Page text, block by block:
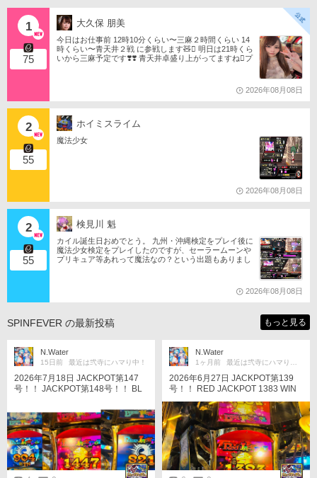
1
75
大久保 朋美
今日はお仕事前 12時10分くらい〜三麻２時間くらい 14
時くらい〜青天井２戦 に参戦します🧸󾬏 明日は21時くら
いから三麻予定です❣️❣️ 青天井卓盛り上がってますね󾬌️プ
2026年08月08日
2
55
ホイミスライム
魔法少女
2026年08月08日
2
55
検見川 魁
カイル誕生日おめでとう。 九州・沖縄検定をプレイ後に
魔法少女検定をプレイしたのですが、セーラームーンや
プリキュア等あれって魔法なの？という出題もありまし
2026年08月08日
SPINFEVER の最新投稿 もっと見る
N.Water
15日前 最近は弐寺にハマり中！
2026年7月18日 JACKPOT第147
号！！ JACKPOT第148号！！ BL
POT 1447 WIN JACKPOT第149
号！！ JACKPOT第150号！！ BL
UE JACKPOT 821 WIN RED JACK
POT 1314 WIN JACKPOT第151
号！！ JACKPOT第152号！！ RE
D JACKPOT 1344 WIN BLUE JAC
KPOT 954 WIN 計6回のJACKPOT
N.Water
1ヶ月前 最近は弐寺にハマり中！
2026年6月27日 JACKPOT第139
号！！ RED JACKPOT 1383 WIN
通常FGにてRED JPCに入りフィー
バールーレットはGOLD JACKPOT
を指して、結果はRED JACKPOT
のほうに入りました。あるあるだ
けどJP取れないよりはマシですね